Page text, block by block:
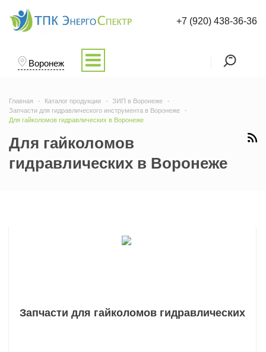
Воронеж
+7 (920) 438-36-36
Главная Каталог продукции
ЗИП в Воронеже
Запчасти для гидравлического инструмента в Воронеже
Для гайколомов гидравлических в Воронеже
Для гайколомов
гидравлических в Воронеже
Запчасти для гайколомов гидравлических